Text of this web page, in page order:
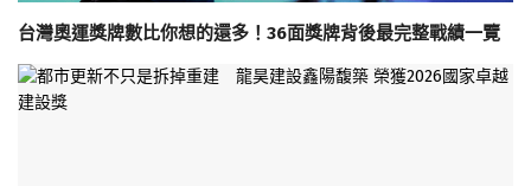
台灣奧運獎牌數比你想的還多！36面獎牌背後最完整戰績一覽